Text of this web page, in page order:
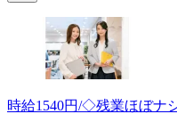
時給1540円/◇残業ほぼナ